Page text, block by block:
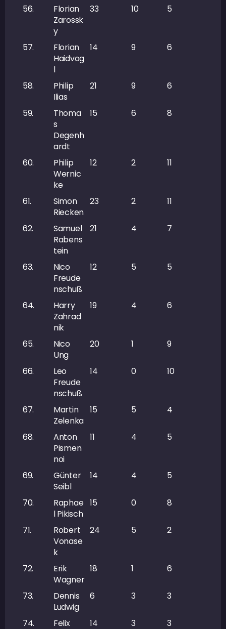
56.
Florian
Zarossk
y
33 10 5
57.
Florian
Haidvog
l
14 9 6
58.
Philip
Ilias
21 9 6
59.
Thoma
s
Degenh
ardt
15 6 8
60.
Philip
Wernic
ke
12 2 11
61.
Simon
Riecken
23 2 11
62.
Samuel
Rabens
tein
21 4 7
63.
Nico
Freude
nschuß
12 5 5
64.
Harry
Zahrad
nik
19 4 6
65.
Nico
Ung
20 1 9
66.
Leo
Freude
nschuß
14 0 10
67.
Martin
Zelenka
15 5 4
68.
Anton
Pismen
noi
11 4 5
69.
Günter
Seibl
14 4 5
70.
Raphae
l Pikisch
15 0 8
71.
Robert
Vonase
k
24 5 2
72.
Erik
Wagner
18 1 6
73.
Dennis
Ludwig
6 3 3
74.
Felix
14 3 3